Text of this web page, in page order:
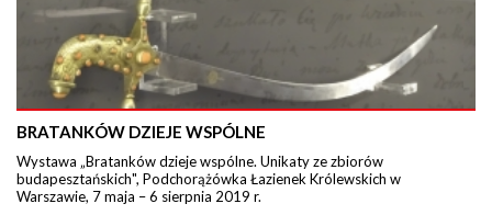
BRATANKÓW DZIEJE WSPÓLNE
Wystawa „Bratanków dzieje wspólne. Unikaty ze zbiorów
budapesztańskich", Podchorążówka Łazienek Królewskich w
Warszawie, 7 maja – 6 sierpnia 2019 r.